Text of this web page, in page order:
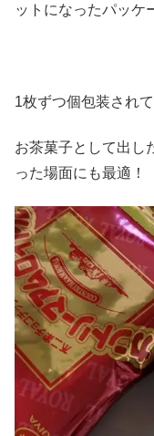
ットになったパッケ
1枚ずつ個包装され
お茶菓子として出し
った場面にも最適！